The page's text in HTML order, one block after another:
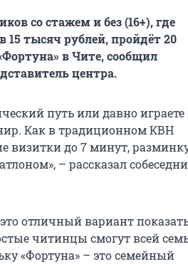
со стажем и без (16+), где
15 тысяч рублей, пройдёт 20
в Чите, сообщил
центра.
путь или давно играете
Как в традиционном КВН
визитки до 7 минут,
– рассказал
отличный вариант
читинцы смогут всей
«Фортуна» – это семейный